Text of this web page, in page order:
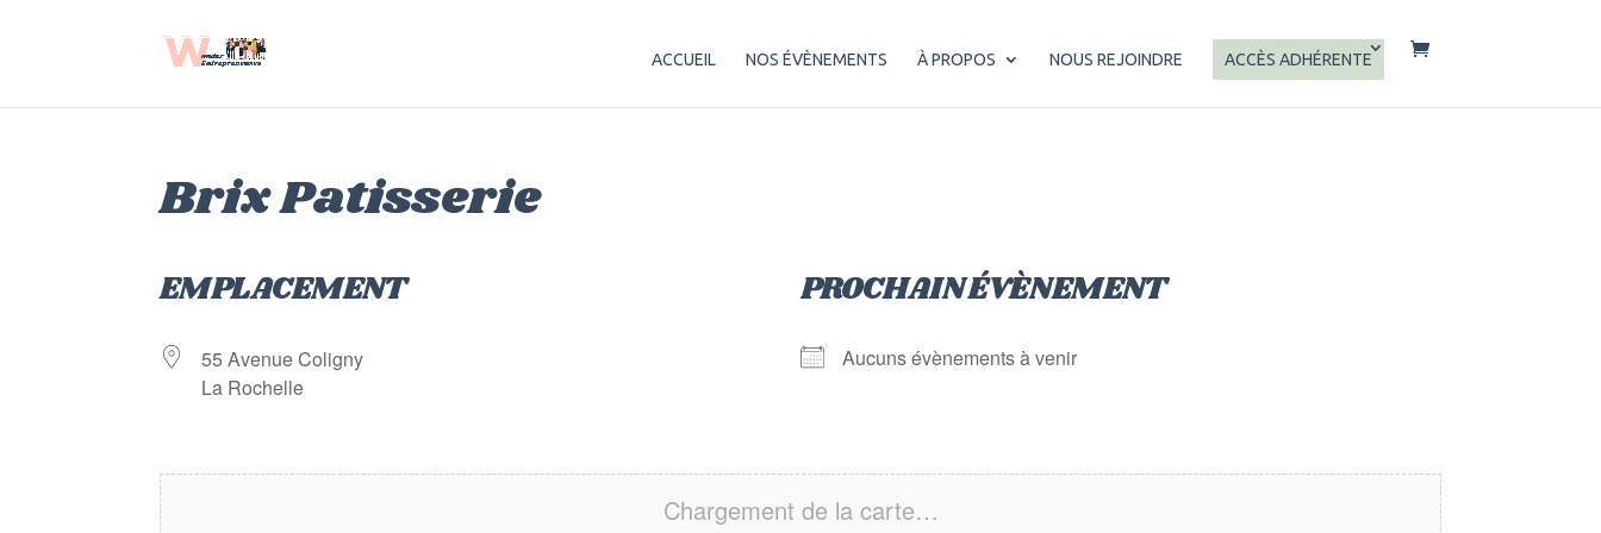
ACCUEIL NOS ÉVÈNEMENTS À PROPOS NOUS REJOINDRE ACCÈS ADHÉRENTE
Brix Patisserie
EMPLACEMENT
55 Avenue Coligny
La Rochelle
PROCHAIN ÉVÈNEMENT
Aucuns évènements à venir
Chargement de la carte…